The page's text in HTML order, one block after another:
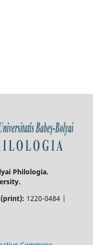
Philologia.
(print): 1220-0484 |